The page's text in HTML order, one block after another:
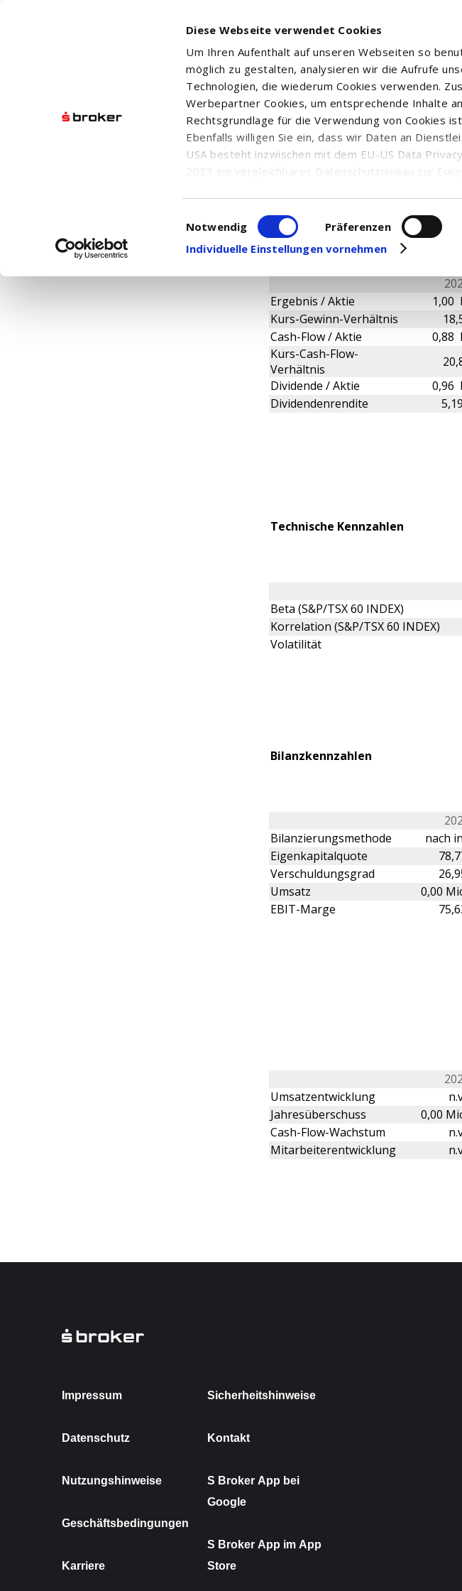
Diese Webseite verwendet Cookies
Um Ihren Aufenthalt auf unseren Webseiten so
möglich zu gestalten, analysieren wir die Aufrufe
Technologien, die wiederum Cookies verwenden.
Werbepartner Cookies, um entsprechende Inhalte
Rechtsgrundlage für die Verwendung von Cookies
Ebenfalls willigen Sie ein, dass wir Daten an
USA besteht inzwischen mit dem EU-US Data
2023 ein vergleichbares Datenschutzniveau zur
in den USA, finden Sie auf unserer Seite zum
Einwilligung auch jederzeit widerrufen oder anpassen.
Einwilligungsauswahl
Notwendig Präferenzen
Individuelle Einstellungen vornehmen
LABRADOR IRON ORE ROYALTY
Fundamentale Kennzahlen
Ergebnis / Aktie
1,00
Kurs-Gewinn-Verhältnis
Cash-Flow / Aktie
0,88
Kurs-Cash-Flow-
Verhältnis
Dividende / Aktie
0,96
Dividendenrendite
Technische Kennzahlen
Beta (S&P/TSX 60 INDEX)
Korrelation (S&P/TSX 60 INDEX)
Volatilität
Bilanzkennzahlen
Bilanzierungsmethode
nach
Eigenkapitalquote
Verschuldungsgrad
Umsatz
0,00
EBIT-Marge
Umsatzentwicklung
Jahresüberschuss
0,00
Cash-Flow-Wachstum
Mitarbeiterentwicklung